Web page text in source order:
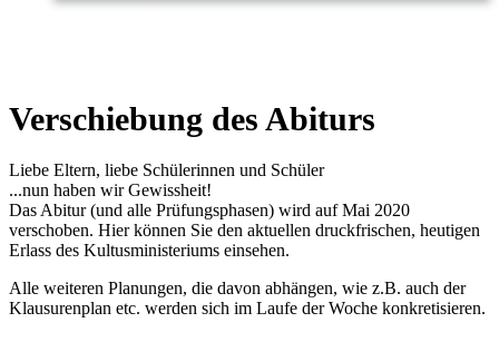
Verschiebung des Abiturs
Liebe Eltern, liebe Schülerinnen und Schüler
...nun haben wir Gewissheit!
Das Abitur (und alle Prüfungsphasen) wird auf Mai 2020
verschoben. Hier können Sie den aktuellen druckfrischen, heutigen
Erlass des Kultusministeriums einsehen.
Alle weiteren Planungen, die davon abhängen, wie z.B. auch der
Klausurenplan etc. werden sich im Laufe der Woche konkretisieren.